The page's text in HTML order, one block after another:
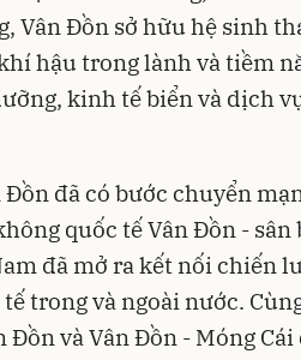
Vân Đồn sở hữu hệ sinh
hậu trong lành và tiềm
kinh tế biển và dịch
đã có bước chuyển
quốc tế Vân Đồn - sân
đã mở ra kết nối chiến
trong và ngoài nước.
Đồn và Vân Đồn - Móng